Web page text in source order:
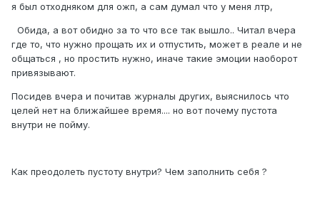
я был отходняком для ожп, а сам думал что у меня лтр,
Обида, а вот обидно за то что все так вышло.. Читал вчера
где то, что нужно прощать их и отпустить, может в реале и не
общаться , но простить нужно, иначе такие эмоции наоборот
привязывают.
Посидев вчера и почитав журналы других, выяснилось что
целей нет на ближайшее время.... но вот почему пустота
внутри не пойму.
Как преодолеть пустоту внутри? Чем заполнить себя ?